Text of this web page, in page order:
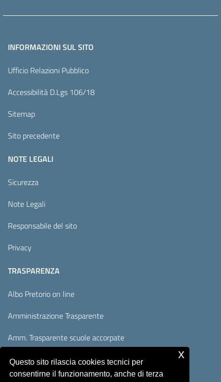
INFORMAZIONI SUL SITO
Ufficio Relazioni Pubblico
Accessibilità D.Lgs 106/18
Sitemap
Sito precedente
NOTE LEGALI
Sicurezza
Note Legali
Responsabile del sito
Privacy
TRASPARENZA
Albo Pretorio on line
Amministrazione Trasparente
Amm. Trasparente scuole accorpate
Adempimenti AVCP / ANAC
Questo sito rilascia cookies tecnici per
consentirne il funzionamento, anche di terza
x